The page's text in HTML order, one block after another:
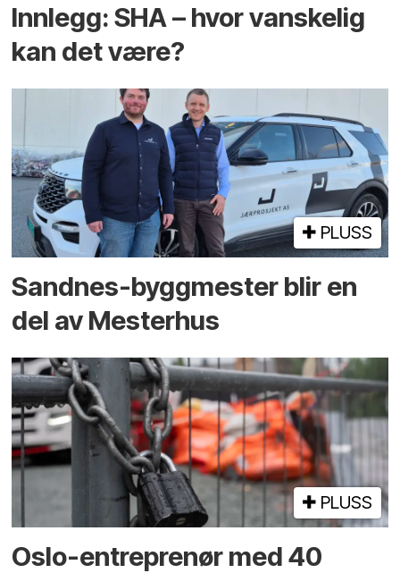
Innlegg: SHA – hvor vanskelig
kan det være?
PLUSS
Sandnes-byggmester blir en
del av Mesterhus
PLUSS
Oslo-entreprenør med 40